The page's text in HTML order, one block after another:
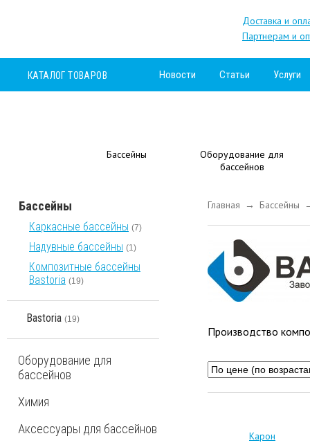
Доставка и
Партнерам и
КАТАЛОГ ТОВАРОВ Новости Статьи Услуги
Бассейны
Оборудование для
бассейнов
Бассейны
Каркасные бассейны (7)
Надувные бассейны (1)
Композитные бассейны
Bastoria (19)
Bastoria (19)
Оборудование для
бассейнов
Химия
Аксессуары для бассейнов
Главная → Бассейны
Производство
Карон